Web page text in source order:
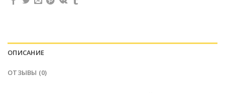
ОПИСАНИЕ
ОТЗЫВЫ (0)